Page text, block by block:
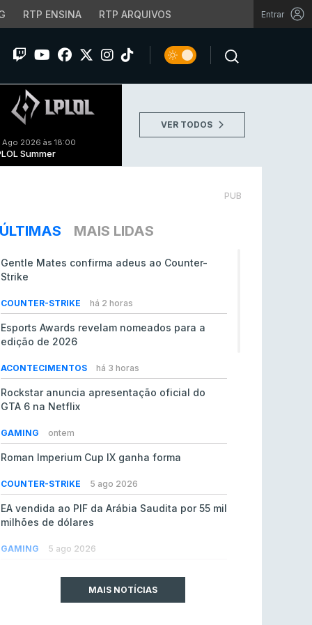
RTP ENSINA RTP ARQUIVOS Entrar
Ago 2026 às 18:00
Summer
VER TODOS
PUB
ÚLTIMAS MAIS LIDAS
Gentle Mates confirma adeus ao Counter-
Strike
COUNTER-STRIKE há 2 horas
Esports Awards revelam nomeados para a
edição de 2026
ACONTECIMENTOS há 3 horas
Rockstar anuncia apresentação oficial do
GTA 6 na Netflix
GAMING ontem
Roman Imperium Cup IX ganha forma
COUNTER-STRIKE 5 ago 2026
EA vendida ao PIF da Arábia Saudita por 55 mil
milhões de dólares
GAMING 5 ago 2026
MAIS NOTÍCIAS